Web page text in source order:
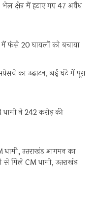
क्षेत्र में हटाए गए 47 अवैध
फंसे 20 घायलों को बचाया
का उद्घाटन, ढाई घंटे में पूरा
धामी ने 242 करोड़ की
धामी, उत्तराखंड आगमन का
से मिले CM धामी, उत्तराखंड